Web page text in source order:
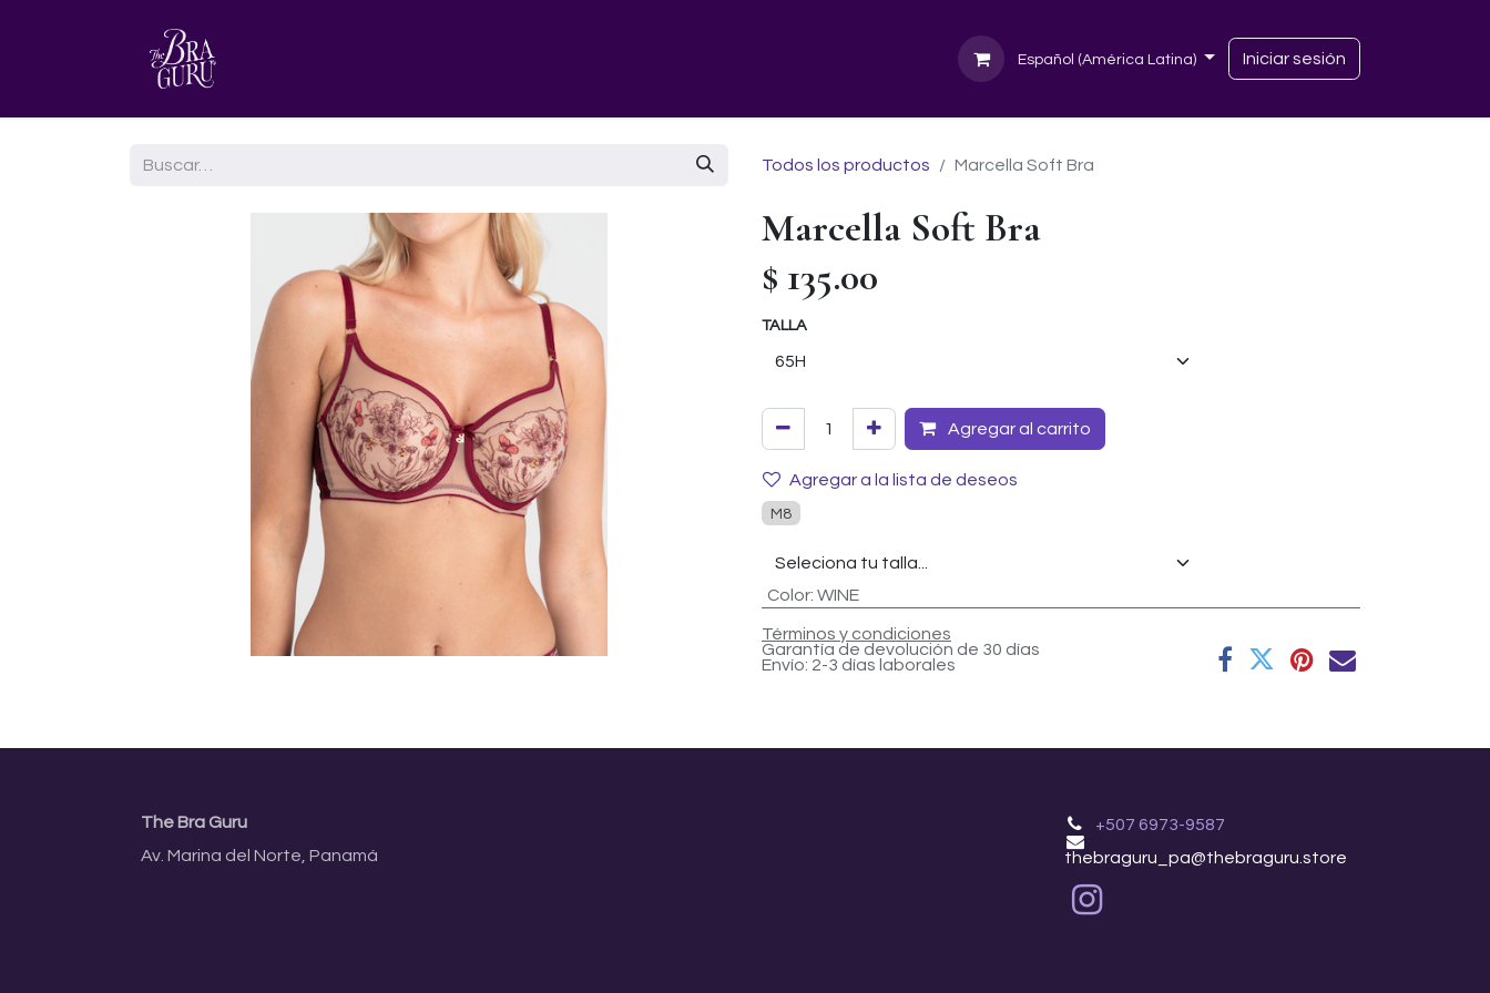
Español (América Latina) Iniciar sesión
Todos los productos Marcella Soft Bra
Marcella Soft Bra
$ 135.00
TALLA
Agregar al carrito
Agregar a la lista de deseos
M8
Color: WINE
Términos y condiciones
Garantía de devolución de 30 días
Envío: 2-3 días laborales
+507 6973-9587
thebraguru_pa@thebraguru.store
The Bra Guru
Av. Marina del Norte, Panamá